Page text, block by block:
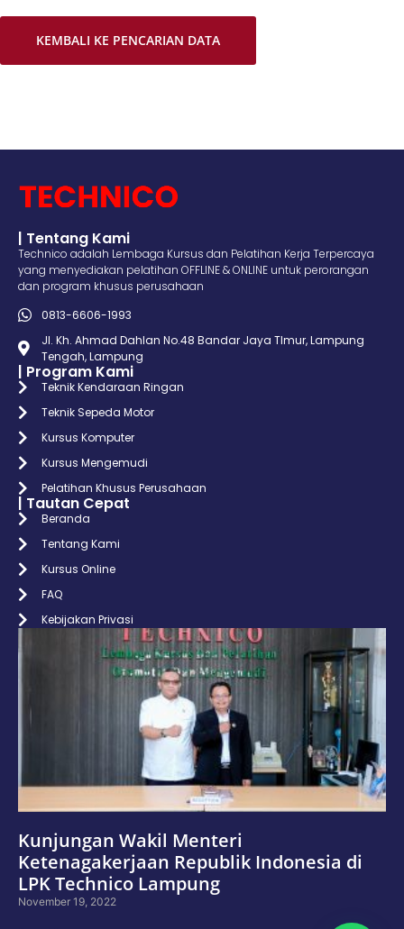
KEMBALI KE PENCARIAN DATA
| Tentang Kami
Technico adalah Lembaga Kursus dan Pelatihan Kerja Terpercaya
yang menyediakan pelatihan OFFLINE & ONLINE untuk perorangan
dan program khusus perusahaan
0813-6606-1993
Jl. Kh. Ahmad Dahlan No.48 Bandar Jaya TImur, Lampung
Tengah, Lampung
| Program Kami
Teknik Kendaraan Ringan
Teknik Sepeda Motor
Kursus Komputer
Kursus Mengemudi
Pelatihan Khusus Perusahaan
| Tautan Cepat
Beranda
Tentang Kami
Kursus Online
FAQ
Kebijakan Privasi
Kunjungan Wakil Menteri
Ketenagakerjaan Republik Indonesia di
LPK Technico Lampung
November 19, 2022